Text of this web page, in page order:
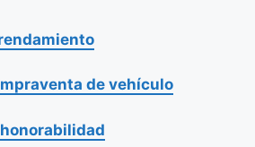
de vehículo